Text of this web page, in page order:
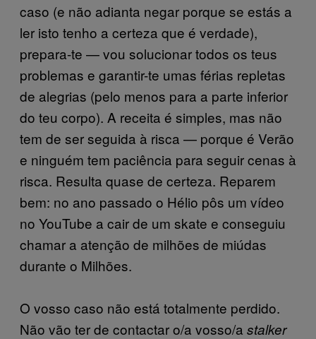
caso (e não adianta negar porque se estás a
ler isto tenho a certeza que é verdade),
prepara-te — vou solucionar todos os teus
problemas e garantir-te umas férias repletas
de alegrias (pelo menos para a parte inferior
do teu corpo). A receita é simples, mas não
tem de ser seguida à risca — porque é Verão
e ninguém tem paciência para seguir cenas à
risca. Resulta quase de certeza. Reparem
bem: no ano passado o Hélio pôs um vídeo
no YouTube a cair de um skate e conseguiu
chamar a atenção de milhões de miúdas
durante o Milhões.
O vosso caso não está totalmente perdido.
Não vão ter de contactar o/a vosso/a stalker